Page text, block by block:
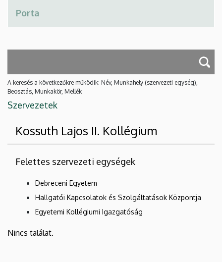
A keresés a következőkre működik: Név, Munkahely (szervezeti egység),
Beosztás, Munkakör, Mellék
Szervezetek
Kossuth Lajos II. Kollégium
Felettes szervezeti egységek
Debreceni Egyetem
Hallgatói Kapcsolatok és Szolgáltatások Központja
Egyetemi Kollégiumi Igazgatóság
Nincs találat.